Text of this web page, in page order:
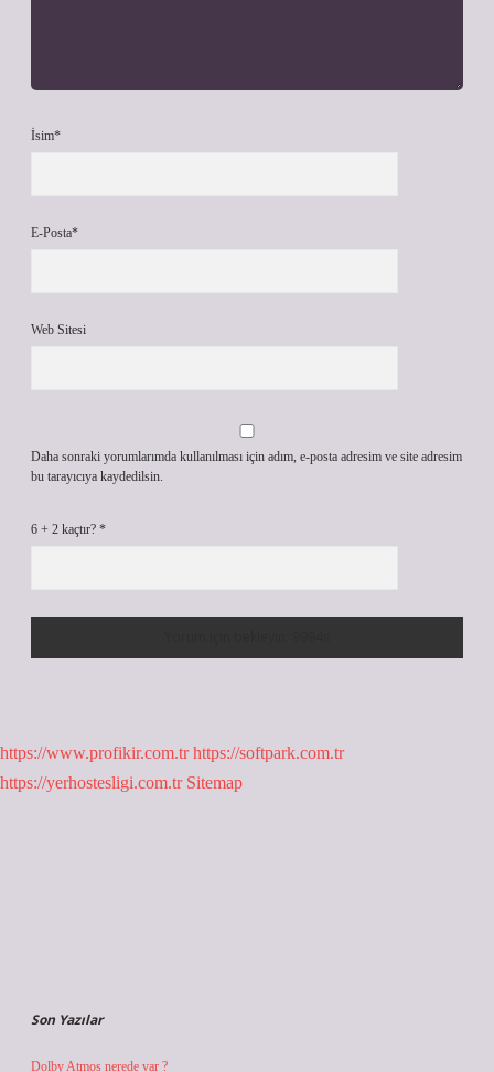
İsim*
E-Posta*
Web Sitesi
Daha sonraki yorumlarımda kullanılması için adım, e-posta adresim ve site adresim
bu tarayıcıya kaydedilsin.
6 + 2 kaçtır? *
https://www.profikir.com.tr https://softpark.com.tr
https://yerhostesligi.com.tr Sitemap
Son Yazılar
Dolby Atmos nerede var ?